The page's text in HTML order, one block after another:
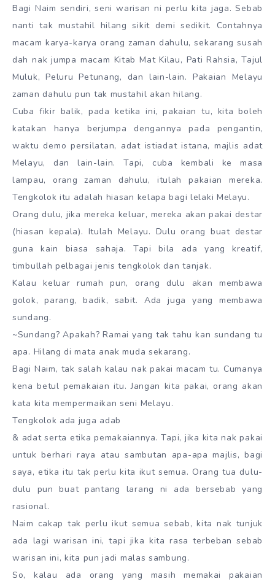
Bagi Naim sendiri, seni warisan ni perlu kita jaga. Sebab
nanti tak mustahil hilang sikit demi sedikit. Contahnya
macam karya-karya orang zaman dahulu, sekarang susah
dah nak jumpa macam Kitab Mat Kilau, Pati Rahsia, Tajul
Muluk, Peluru Petunang, dan lain-lain. Pakaian Melayu
zaman dahulu pun tak mustahil akan hilang.
Cuba fikir balik, pada ketika ini, pakaian tu, kita boleh
katakan hanya berjumpa dengannya pada pengantin,
waktu demo persilatan, adat istiadat istana, majlis adat
Melayu, dan lain-lain. Tapi, cuba kembali ke masa
lampau, orang zaman dahulu, itulah pakaian mereka.
Tengkolok itu adalah hiasan kelapa bagi lelaki Melayu.
Orang dulu, jika mereka keluar, mereka akan pakai destar
(hiasan kepala). Itulah Melayu. Dulu orang buat destar
guna kain biasa sahaja. Tapi bila ada yang kreatif,
timbullah pelbagai jenis tengkolok dan tanjak.
Kalau keluar rumah pun, orang dulu akan membawa
golok, parang, badik, sabit. Ada juga yang membawa
sundang.
~Sundang? Apakah? Ramai yang tak tahu kan sundang tu
apa. Hilang di mata anak muda sekarang.
Bagi Naim, tak salah kalau nak pakai macam tu. Cumanya
kena betul pemakaian itu. Jangan kita pakai, orang akan
kata kita mempermaikan seni Melayu.
Tengkolok ada juga adab
& adat serta etika pemakaiannya. Tapi, jika kita nak pakai
untuk berhari raya atau sambutan apa-apa majlis, bagi
saya, etika itu tak perlu kita ikut semua. Orang tua dulu-
dulu pun buat pantang larang ni ada bersebab yang
rasional.
Naim cakap tak perlu ikut semua sebab, kita nak tunjuk
ada lagi warisan ini, tapi jika kita rasa terbeban sebab
warisan ini, kita pun jadi malas sambung.
So, kalau ada orang yang masih memakai pakaian